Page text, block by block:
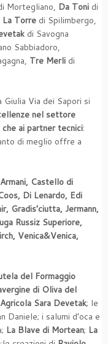
Mortegliano, Da Toni di
La Torre di Spilimbergo,
di Savogna
Sabbiadoro,
Tre Merli di
Via dei Sapori si
nel settore
ai partner tecnici:
di meglio offre a
Castello di
Di Lenardo, Edi
Gradis’ciutta, Jermann,
Russiz Superiore,
Venica&Venica,
del Formaggio
di Oliva del
Sara Devetak; le
Daniele; i salumi d’oca e
La Blave di Mortean; La